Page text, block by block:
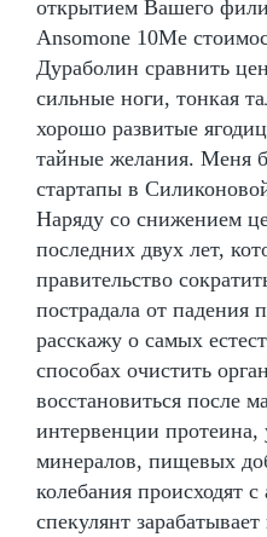
открытием Вашего
Ansomone 10Me
Дураболин сравнить
сильные ноги, тонкая
хорошо развитые
тайные желания. Меня
стартапы в
Наряду со снижением
последних двух лет,
правительство
пострадала от падения
расскажу о самых
способах очистить
восстановиться после
интервенции протеина,
минералов, пищевых
колебания происходят
спекулянт